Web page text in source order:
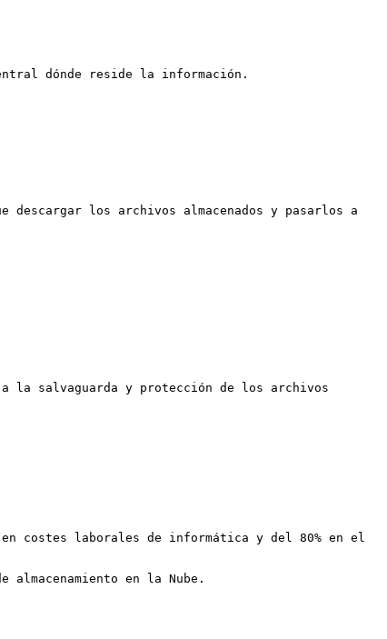
dónde reside la información.
descargar los archivos almacenados y pasarlos a
la salvaguarda y protección de los archivos
costes laborales de informática y del 80% en el
en la Nube.